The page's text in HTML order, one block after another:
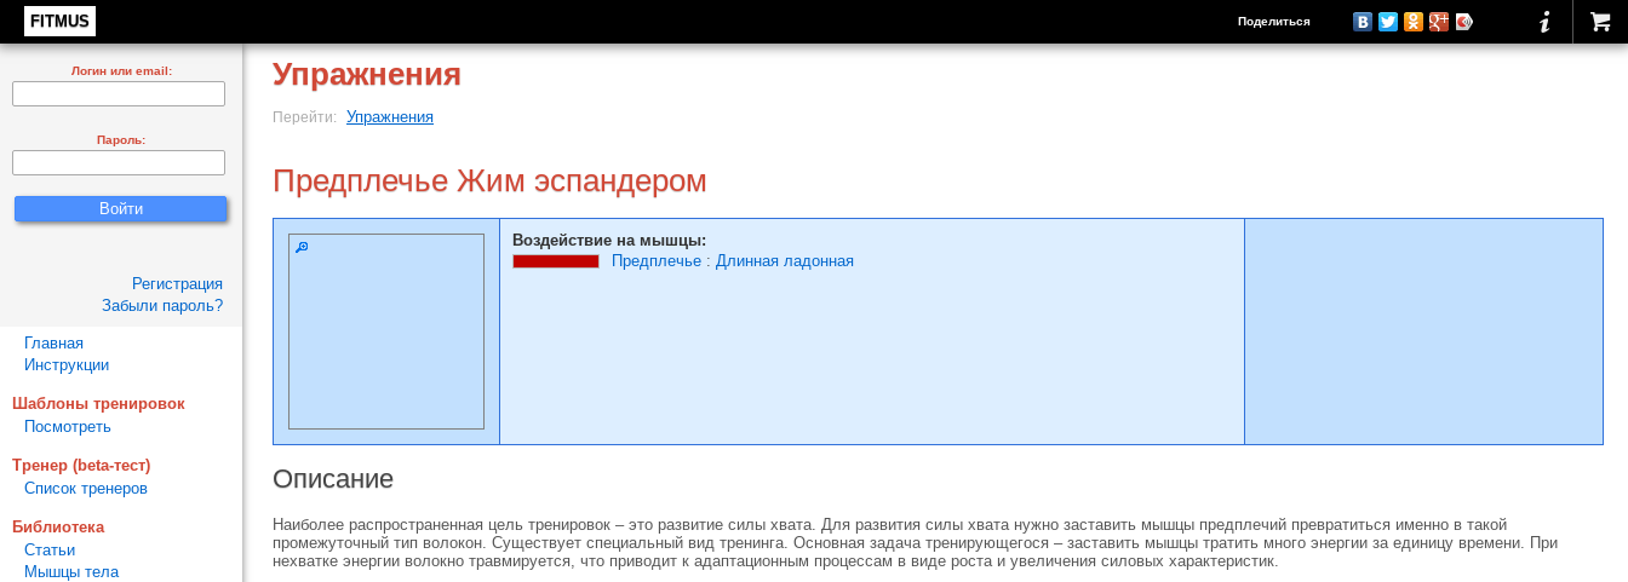
FITMUS Поделиться
Упражнения
Перейти: Упражнения
Предплечье Жим эспандером
Воздействие на мышцы:
Предплечье : Длинная ладонная
Описание
Наиболее распространенная цель тренировок – это развитие силы хвата. Для развития силы хвата нужно заставить мышцы предплечий превратиться именно в такой
промежуточный тип волокон. Существует специальный вид тренинга. Основная задача тренирующегося – заставить мышцы тратить много энергии за единицу времени. При
нехватке энергии волокно травмируется, что приводит к адаптационным процессам в виде роста и увеличения силовых характеристик.
Логин или email:
Пароль:
Регистрация
Забыли пароль?
Главная
Инструкции
Шаблоны тренировок
Посмотреть
Тренер (beta-тест)
Список тренеров
Библиотека
Статьи
Мышцы тела